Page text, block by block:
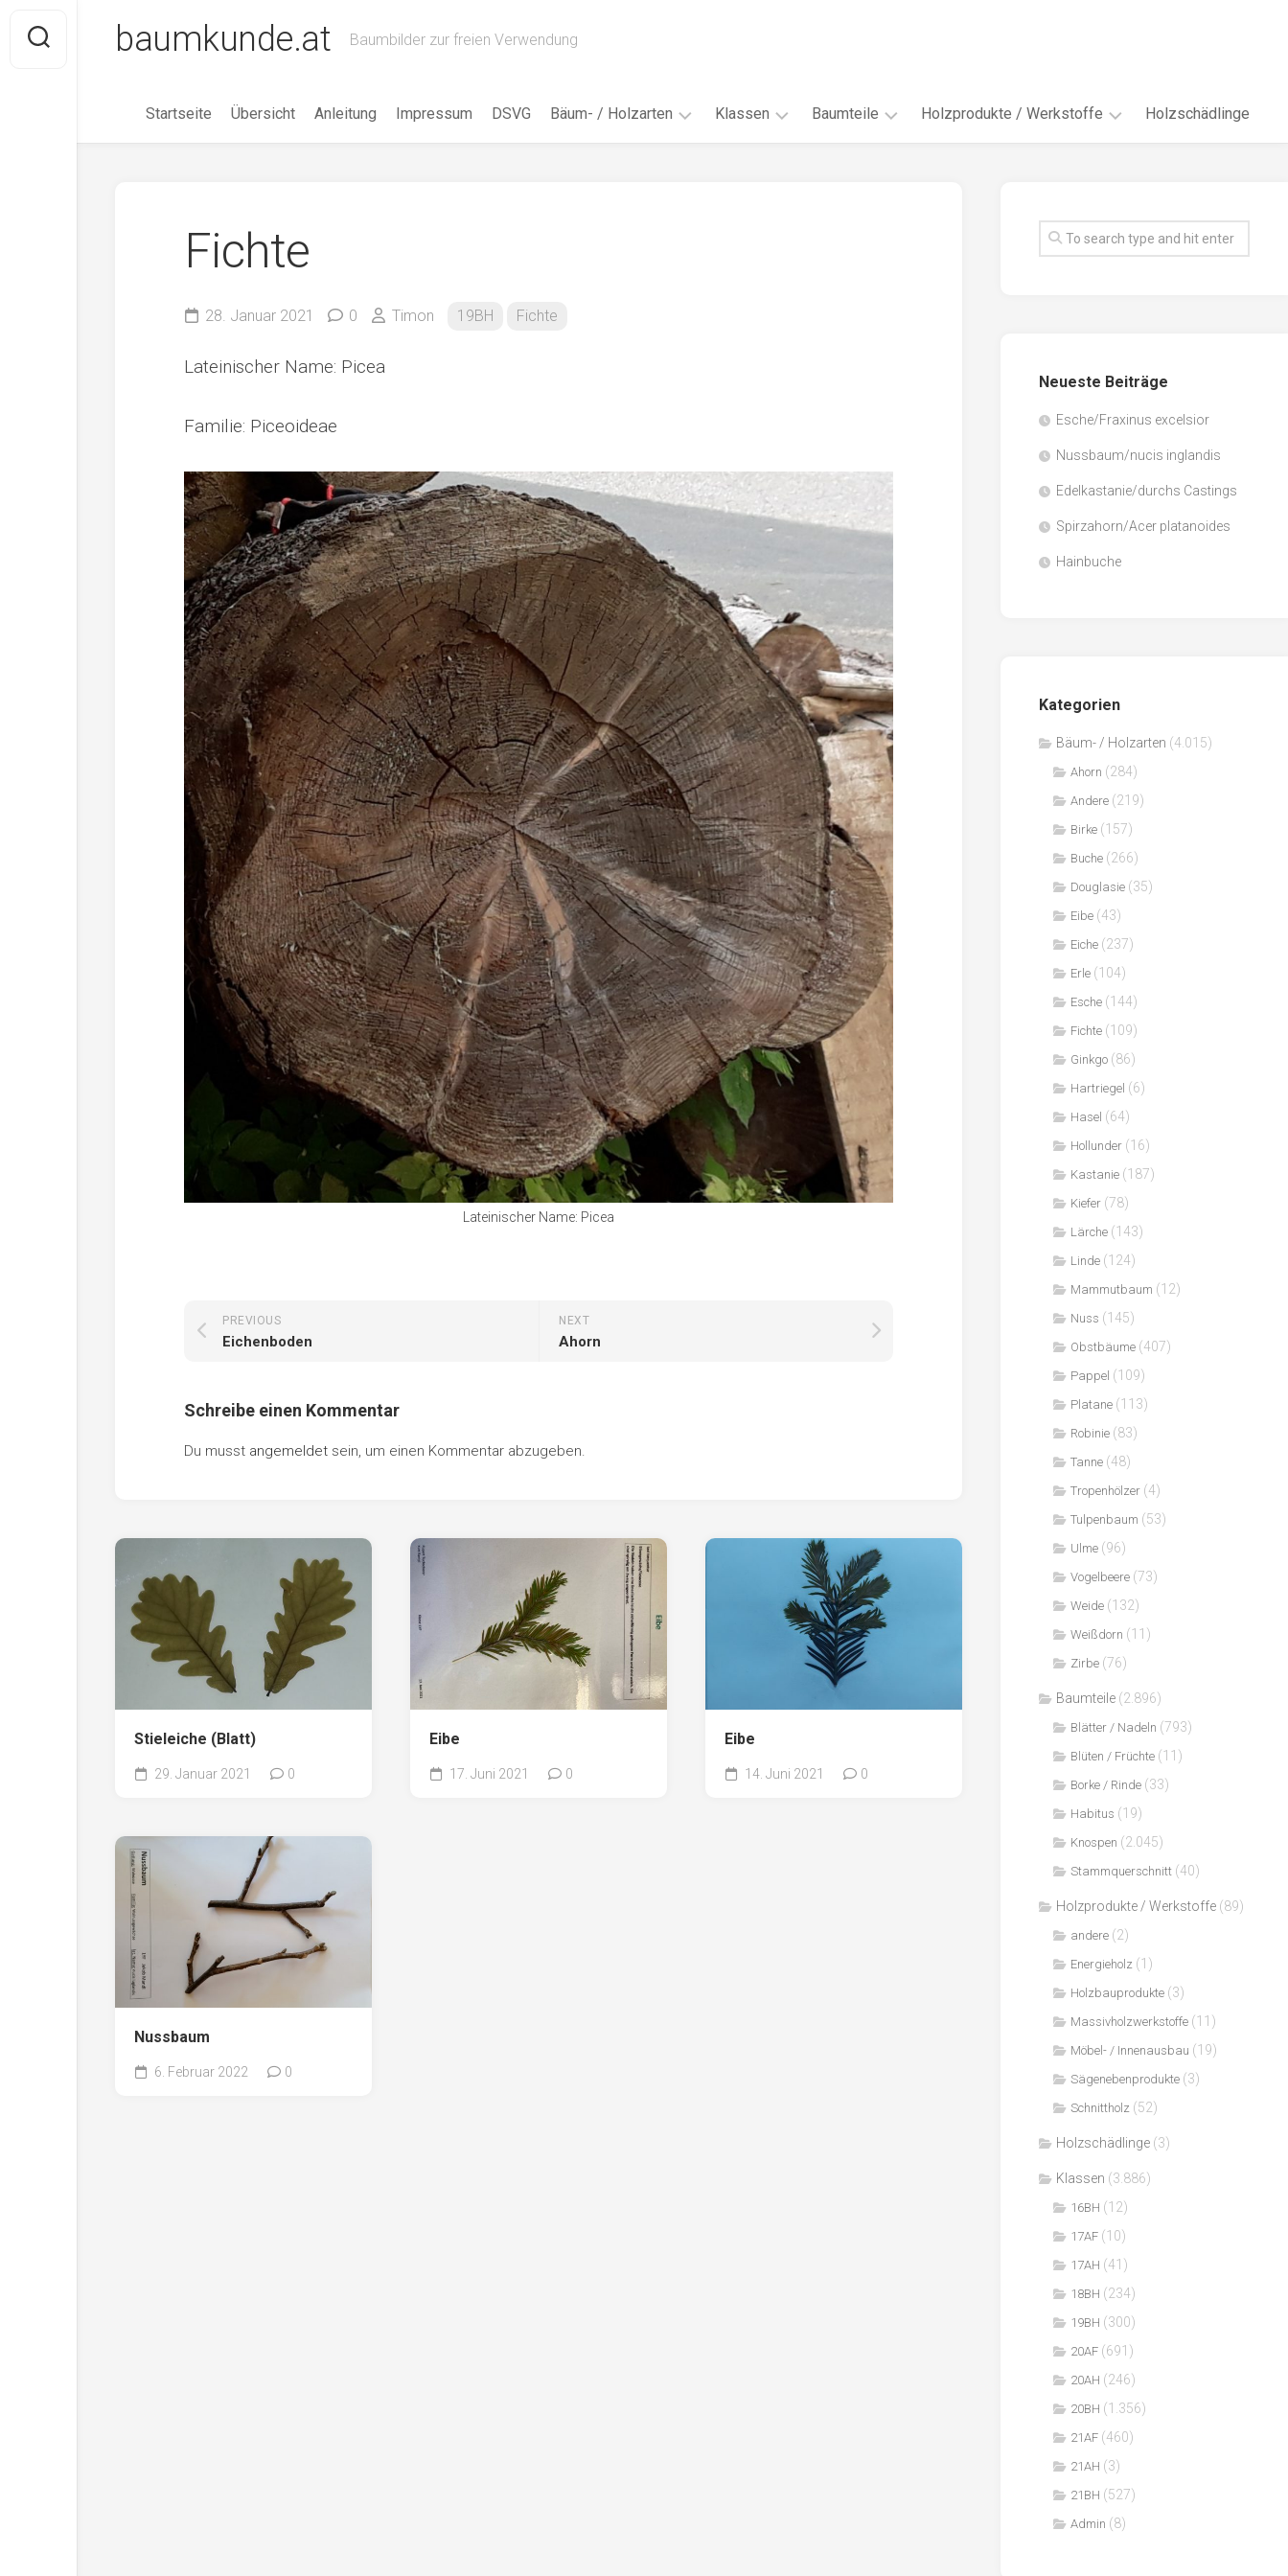
content
baumkunde.at Baumbilder zur freien Verwendung
Startseite Übersicht Anleitung Impressum DSVG Bäum- / Holzarten
Esche
Fichte
Ginkgo
Hartriegel
Hasel
Hollunder
Kastanie
Kiefer
Lärche
Linde
Mammutbaum
Nuss
Pappel
Platane
Robinie
Tanne
Tulpenbaum
Ulme
Vogelbeere
Weide
Weißdorn
Zirbe
Andere
Klassen
19AH
19BH
20AF
20AH
20BH
Admin
Baumteile Holzprodukte / Werkstoffe
Faserwerkstoffe
Sägenebenprodukte
Holzschädlinge
Fichte
28. Januar 2021 0 Timon 19BH Fichte
Lateinischer Name: Picea
Familie: Piceoideae
Lateinischer Name: Picea
NEXT
Ahorn
PREVIOUS
Eichenboden
Schreibe einen Kommentar
Du musst angemeldet sein, um einen Kommentar abzugeben.
Stieleiche (Blatt)
29. Januar 2021 0
Eibe
17. Juni 2021 0
Eibe
14. Juni 2021 0
Nussbaum
6. Februar 2022 0
Neueste Beiträge
Esche/Fraxinus excelsior
Nussbaum/nucis inglandis
Edelkastanie/durchs Castings
Spirzahorn/Acer platanoides
Hainbuche
Kategorien
Bäum- / Holzarten (4.015)
Ahorn (284)
Andere (219)
Birke (157)
Buche (266)
Douglasie (35)
Eibe (43)
Eiche (237)
Erle (104)
Esche (144)
Fichte (109)
Ginkgo (86)
Hartriegel (6)
Hasel (64)
Hollunder (16)
Kastanie (187)
Kiefer (78)
Lärche (143)
Linde (124)
Mammutbaum (12)
Nuss (145)
Obstbäume (407)
Pappel (109)
Platane (113)
Robinie (83)
Tanne (48)
Tropenhölzer (4)
Tulpenbaum (53)
Ulme (96)
Vogelbeere (73)
Weide (132)
Weißdorn (11)
Zirbe (76)
Baumteile (2.896)
Blätter / Nadeln (793)
Blüten / Früchte (11)
Borke / Rinde (33)
Habitus (19)
Knospen (2.045)
Stammquerschnitt (40)
Holzprodukte / Werkstoffe (89)
andere (2)
Energieholz (1)
Holzbauprodukte (3)
Massivholzwerkstoffe (11)
Möbel- / Innenausbau (19)
Sägenebenprodukte (3)
Schnittholz (52)
Holzschädlinge (3)
Klassen (3.886)
16BH (12)
17AF (10)
17AH (41)
18BH (234)
19BH (300)
20AF (691)
20AH (246)
20BH (1.356)
21AF (460)
21AH (3)
21BH (527)
Admin (8)